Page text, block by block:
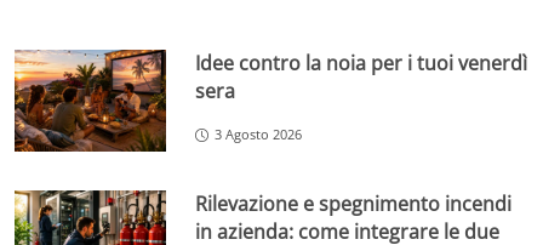
Idee contro la noia per i tuoi venerdì
sera
3 Agosto 2026
Rilevazione e spegnimento incendi
in azienda: come integrare le due